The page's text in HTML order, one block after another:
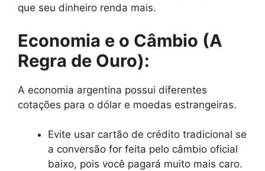
que seu dinheiro renda mais.
Economia e o Câmbio (A
Regra de Ouro):
A economia argentina possui diferentes
cotações para o dólar e moedas estrangeiras.
Evite usar cartão de crédito tradicional se
a conversão for feita pelo câmbio oficial
baixo, pois você pagará muito mais caro.